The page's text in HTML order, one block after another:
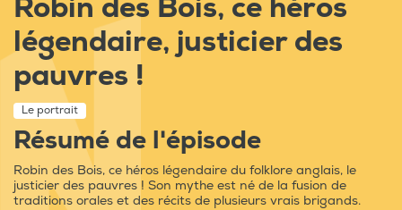
Robin des Bois, ce héros
légendaire, justicier des
pauvres !
Le portrait
Résumé de l'épisode
Robin des Bois, ce héros légendaire du folklore anglais, le
justicier des pauvres ! Son mythe est né de la fusion de
traditions orales et des récits de plusieurs vrais brigands.